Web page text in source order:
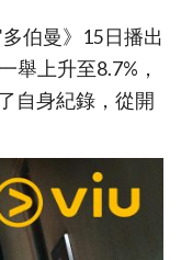
伯曼》15日播出
舉上升至8.7%，
自身紀錄，從開